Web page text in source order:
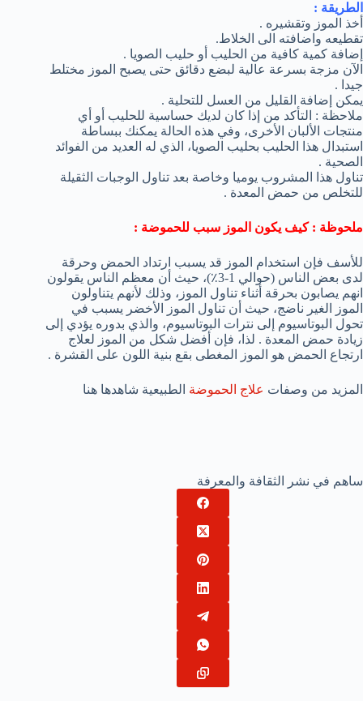
الطريقة :
أخذ الموز وتقشيره .
تقطيعه واضافته الى الخلاط.
إضافة كمية كافية من الحليب أو حليب الصويا .
الآن مزجة بسرعة عالية لبضع دقائق حتى يصبح الموز مختلط
جيدا .
يمكن إضافة القليل من العسل للتحلية .
ملاحظة : التأكد من إذا كان لديك حساسية للحليب أو أي
منتجات الألبان الأخرى، وفي هذه الحالة يمكنك ببساطة
استبدال هذا الحليب بحليب الصويا، الذي له العديد من الفوائد
الصحية .
تناول هذا المشروب يوميا وخاصة بعد تناول الوجبات الثقيلة
للتخلص من حمض المعدة .
ملحوظة : كيف يكون الموز سبب للحموضة :
للأسف فإن استخدام الموز قد يسبب ارتداد الحمض وحرقة
لدى بعض الناس (حوالي 1-3٪)، حيث أن معظم الناس يقولون
انهم يصابون بحرقة أثناء تناول الموز، وذلك لأنهم يتناولون
الموز الغير ناضج، حيث أن تناول الموز الأخضر يسبب في
تحول البوتاسيوم إلى نترات البوتاسيوم، والذي بدوره يؤدي إلى
زيادة حمض المعدة . لذا، فإن أفضل شكل من الموز لعلاج
ارتجاع الحمض هو الموز المغطى بقع بنية اللون على القشرة .
المزيد من وصفات علاج الحموضة الطبيعية شاهدها هنا
ساهم في نشر الثقافة والمعرفة